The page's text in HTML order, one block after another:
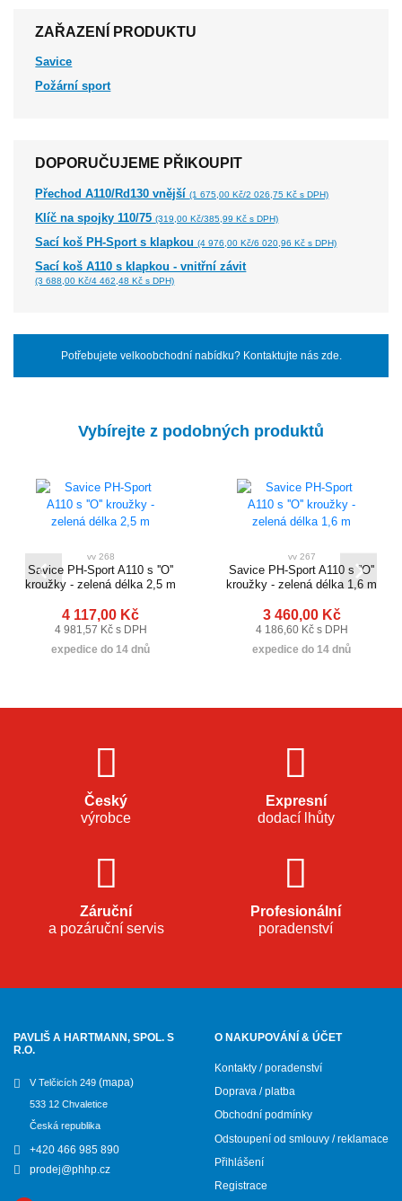
ZAŘAZENÍ PRODUKTU
Savice
Požární sport
DOPORUČUJEME PŘIKOUPIT
Přechod A110/Rd130 vnější(1 675,00 Kč/2 026,75 Kč s DPH)
Klíč na spojky 110/75(319,00 Kč/385,99 Kč s DPH)
Sací koš PH-Sport s klapkou(4 976,00 Kč/6 020,96 Kč s DPH)
Sací koš A110 s klapkou - vnitřní závit
(3 688,00 Kč/4 462,48 Kč s DPH)
Potřebujete velkoobchodní nabídku? Kontaktujte nás zde.
Vybírejte z podobných produktů
vv 268
Savice PH-Sport A110 s ''O''
kroužky - zelená délka 2,5 m
4 117,00 Kč
4 981,57 Kč s DPH
expedice do 14 dnů
vv 267
Savice PH-Sport A110 s ''O''
kroužky - zelená délka 1,6 m
3 460,00 Kč
4 186,60 Kč s DPH
expedice do 14 dnů
Český
výrobce
Expresní
dodací lhůty
Záruční
a pozáruční servis
Profesionální
poradenství
PAVLIŠ A HARTMANN, SPOL. S
R.O.
V Telčicích 249 (mapa)
533 12 Chvaletice
Česká republika
+420 466 985 890
prodej@phhp.cz
O NAKUPOVÁNÍ & ÚČET
Kontakty / poradenství
Doprava / platba
Obchodní podmínky
Odstoupení od smlouvy / reklamace
Přihlášení
Registrace